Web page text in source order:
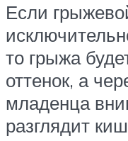
Если
то грыжа
оттенок, а
младенца
разглядит